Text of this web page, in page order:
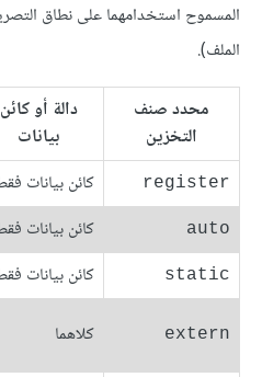
المسموح استخدامهما على نطاق
الملف).
محدد صنف
التخزين
دالة أو كائن
بيانات
register كائن بيانات
auto كائن بيانات
static كائن بيانات
extern كلاهما